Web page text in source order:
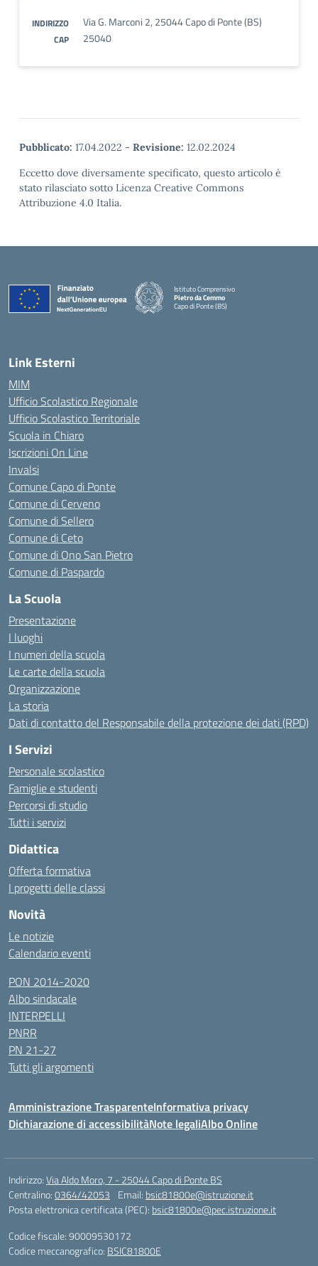
INDIRIZZO Via G. Marconi 2, 25044 Capo di Ponte (BS)
CAP 25040
Pubblicato: 17.04.2022 - Revisione: 12.02.2024
Eccetto dove diversamente specificato, questo articolo è
stato rilasciato sotto Licenza Creative Commons
Attribuzione 4.0 Italia.
Istituto Comprensivo
Pietro da Cemmo
Capo di Ponte (BS)
— Visita la pagina iniziale della scuola
Link Esterni
MIM
Ufficio Scolastico Regionale
Ufficio Scolastico Territoriale
Scuola in Chiaro
Iscrizioni On Line
Invalsi
Comune Capo di Ponte
Comune di Cerveno
Comune di Sellero
Comune di Ceto
Comune di Ono San Pietro
Comune di Paspardo
La Scuola
Presentazione
I luoghi
I numeri della scuola
Le carte della scuola
Organizzazione
La storia
Dati di contatto del Responsabile della protezione dei dati (RPD)
I Servizi
Personale scolastico
Famiglie e studenti
Percorsi di studio
Tutti i servizi
Didattica
Offerta formativa
I progetti delle classi
Novità
Le notizie
Calendario eventi
PON 2014-2020
Albo sindacale
INTERPELLI
PNRR
PN 21-27
Tutti gli argomenti
Amministrazione TrasparenteInformativa privacy
Dichiarazione di accessibilitàNote legaliAlbo Online
Indirizzo:Via Aldo Moro, 7 - 25044 Capo di Ponte BS
Centralino:0364/42053 Email: bsic81800e@istruzione.it
Posta elettronica certificata (PEC): bsic81800e@pec.istruzione.it
Codice fiscale: 90009530172
Codice meccanografico: BSIC81800E